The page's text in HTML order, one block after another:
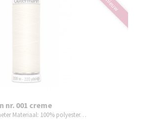
nieuw
nr. 001 creme
Materiaal: 100% polyester…